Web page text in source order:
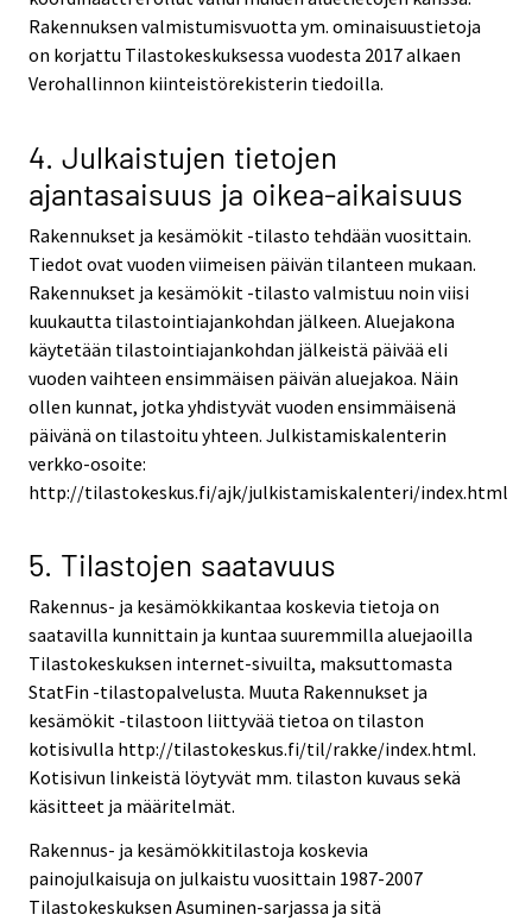
Rakennuksen valmistumisvuotta ym. ominaisuustietoja
on korjattu Tilastokeskuksessa vuodesta 2017 alkaen
Verohallinnon kiinteistörekisterin tiedoilla.
4. Julkaistujen tietojen
ajantasaisuus ja oikea-aikaisuus
Rakennukset ja kesämökit -tilasto tehdään vuosittain.
Tiedot ovat vuoden viimeisen päivän tilanteen mukaan.
Rakennukset ja kesämökit -tilasto valmistuu noin viisi
kuukautta tilastointiajankohdan jälkeen. Aluejakona
käytetään tilastointiajankohdan jälkeistä päivää eli
vuoden vaihteen ensimmäisen päivän aluejakoa. Näin
ollen kunnat, jotka yhdistyvät vuoden ensimmäisenä
päivänä on tilastoitu yhteen. Julkistamiskalenterin
verkko-osoite:
http://tilastokeskus.fi/ajk/julkistamiskalenteri/index.html
5. Tilastojen saatavuus
Rakennus- ja kesämökkikantaa koskevia tietoja on
saatavilla kunnittain ja kuntaa suuremmilla aluejaoilla
Tilastokeskuksen internet-sivuilta, maksuttomasta
StatFin -tilastopalvelusta. Muuta Rakennukset ja
kesämökit -tilastoon liittyvää tietoa on tilaston
kotisivulla http://tilastokeskus.fi/til/rakke/index.html.
Kotisivun linkeistä löytyvät mm. tilaston kuvaus sekä
käsitteet ja määritelmät.
Rakennus- ja kesämökkitilastoja koskevia
painojulkaisuja on julkaistu vuosittain 1987-2007
Tilastokeskuksen Asuminen-sarjassa ja sitä